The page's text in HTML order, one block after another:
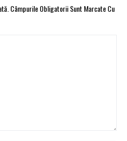
Câmpurile Obligatorii Sunt Marcate Cu